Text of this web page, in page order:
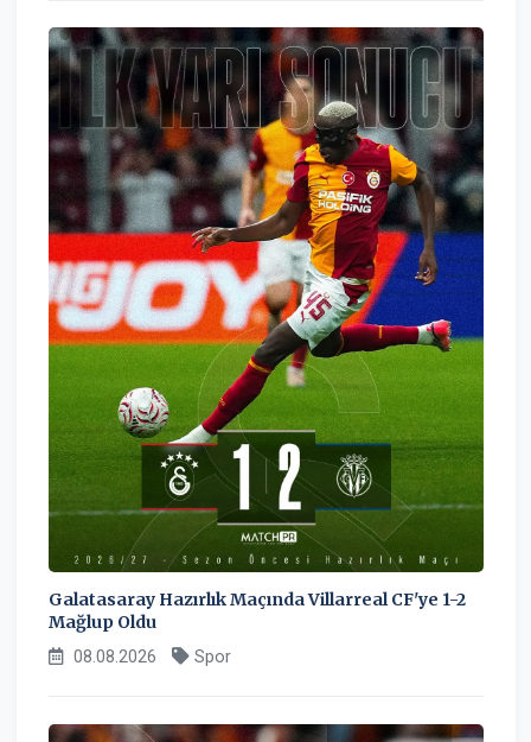
Galatasaray Hazırlık Maçında Villarreal CF'ye 1-2
Mağlup Oldu
08.08.2026 Spor